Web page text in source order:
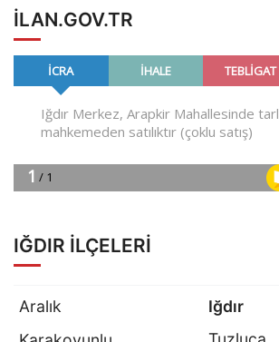
ILAN.GOV.TR
IĞDIR İLÇELERI
Aralık
Iğdır